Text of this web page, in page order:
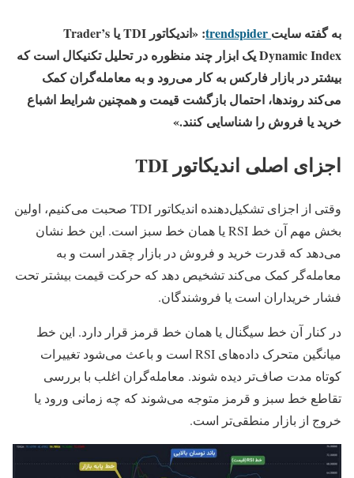
به گفته سایت trendspider
:
«اندیکاتور TDI یا Trader’s
Dynamic Index یک ابزار چند منظوره در تحلیل تکنیکال است که
بیشتر در بازار فارکس به کار می‌رود و به معامله‌گران کمک
می‌کند روندها، احتمال بازگشت قیمت و همچنین شرایط اشباع
خرید یا فروش را شناسایی کنند.»
اجزای اصلی اندیکاتور TDI
وقتی از اجزای تشکیل‌دهنده اندیکاتور TDI صحبت می‌کنیم، اولین
بخش مهم آن خط RSI یا همان خط سبز است. این خط نشان
می‌دهد که قدرت خرید و فروش در بازار چقدر است و به
معامله‌گر کمک می‌کند تشخیص دهد که حرکت قیمت بیشتر تحت
فشار خریداران است یا فروشندگان.
در کنار آن خط سیگنال یا همان خط قرمز قرار دارد. این خط
میانگین متحرک داده‌های RSI است و باعث می‌شود تغییرات
کوتاه‌ مدت صاف‌تر دیده شوند. معامله‌گران اغلب با بررسی
تقاطع خط سبز و قرمز متوجه می‌شوند که چه زمانی ورود یا
خروج از بازار منطقی‌تر است.